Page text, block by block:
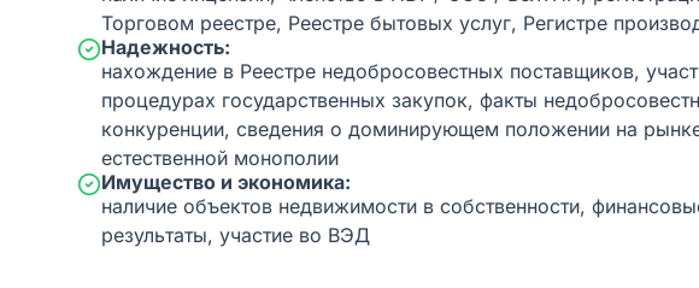
Торговом реестре, Реестре бытовых услуг, Регистре
Надежность:
нахождение в Реестре недобросовестных поставщиков,
процедурах государственных закупок, факты
конкуренции, сведения о доминирующем положении на
естественной монополии
Имущество и экономика:
наличие объектов недвижимости в собственности,
результаты, участие во ВЭД